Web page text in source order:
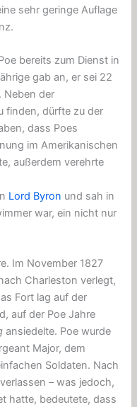
sehr geringe Auflage
bereits zum Dienst in
gab an, er sei 22
Neben der
finden, dürfte zu der
dass Poes
im Amerikanischen
außerdem verehrte
Lord Byron und sah in
war, ein nicht nur
Im November 1827
Charleston verlegt,
Fort lag auf der
auf der Poe Jahre
ansiedelte. Poe wurde
Major, dem
Soldaten. Nach
– was jedoch,
hatte, bedeutete, dass